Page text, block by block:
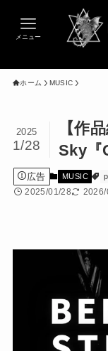
メニュー
ホーム MUSIC
【作
Sky『
2025
1/28
広告 MUSIC
2025/01/28